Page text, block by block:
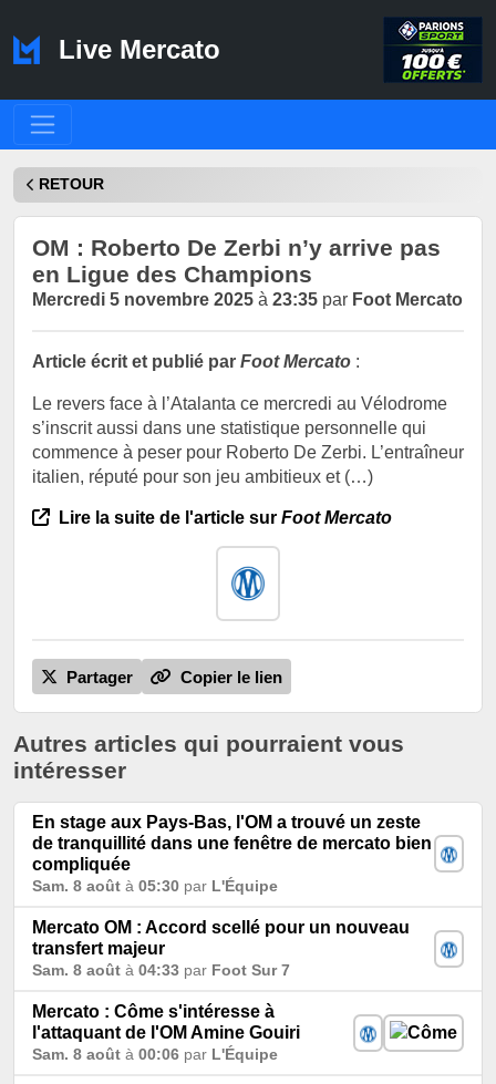
Live Mercato
RETOUR
OM : Roberto De Zerbi n’y arrive pas
en Ligue des Champions
Mercredi 5 novembre 2025 à 23:35 par Foot Mercato
Article écrit et publié par Foot Mercato :
Le revers face à l’Atalanta ce mercredi au Vélodrome
s’inscrit aussi dans une statistique personnelle qui
commence à peser pour Roberto De Zerbi. L’entraîneur
italien, réputé pour son jeu ambitieux et (…)
Lire la suite de l'article sur Foot Mercato
Partager Copier le lien
Autres articles qui pourraient vous
intéresser
En stage aux Pays-Bas, l'OM a trouvé un zeste
de tranquillité dans une fenêtre de mercato bien
compliquée
Sam. 8 août à 05:30 par L'Équipe
Mercato OM : Accord scellé pour un nouveau
transfert majeur
Sam. 8 août à 04:33 par Foot Sur 7
Mercato : Côme s'intéresse à
l'attaquant de l'OM Amine Gouiri
Sam. 8 août à 00:06 par L'Équipe